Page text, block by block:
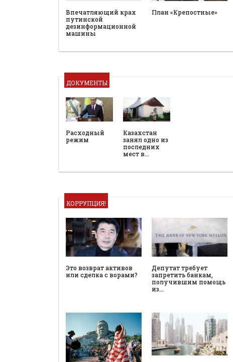
Впечатляющий крах
путинской
дезинформационной
машины
План «Крепостные»
ДОКУМЕНТЫ
Расходный
режим
Казахстан
занял одно из
последних
мест в…
КОРРУПЦИЯ!
Это возврат активов
или сделка с ворами?
Депутат требует
запретить банкам,
получившим помощь
из…